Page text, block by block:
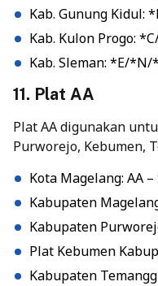
Kab. Gunung Kidul:
Kab. Kulon Progo:
Kab. Sleman: *E/
11. Plat AA
Plat AA digunakan
Purworejo, Kebumen,
Kota Magelang: AA
Kabupaten
Kabupaten
Plat Kebumen
Kabupaten